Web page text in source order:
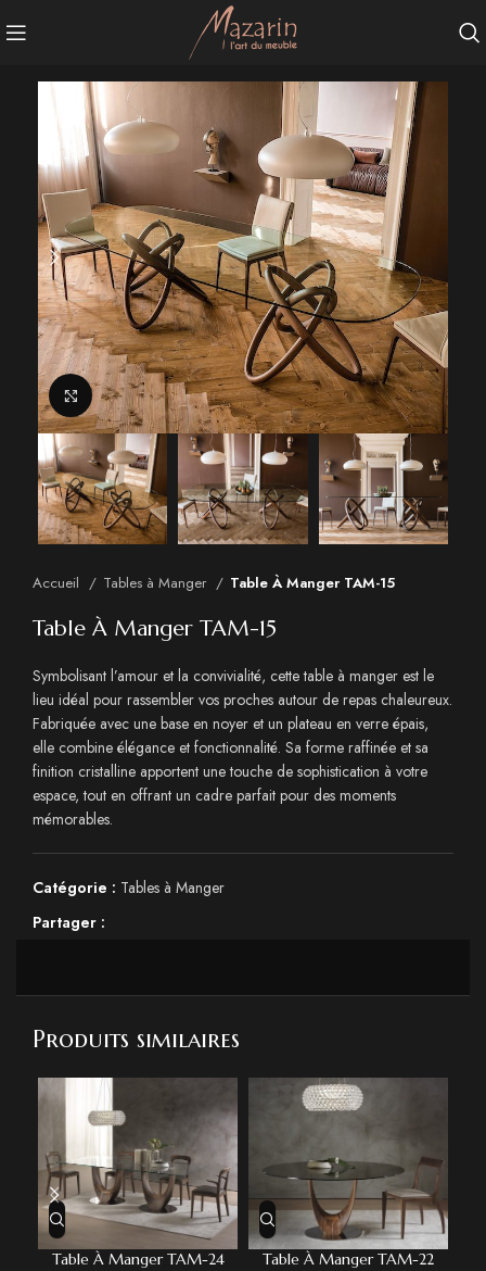
Agrandir
Accueil Tables à Manger Table À Manger TAM-15
Table À Manger TAM-15
Symbolisant l’amour et la convivialité, cette table à manger est le
lieu idéal pour rassembler vos proches autour de repas chaleureux.
Fabriquée avec une base en noyer et un plateau en verre épais,
elle combine élégance et fonctionnalité. Sa forme raffinée et sa
finition cristalline apportent une touche de sophistication à votre
espace, tout en offrant un cadre parfait pour des moments
mémorables.
Catégorie : Tables à Manger
Partager :
Produits similaires
Table À Manger TAM-24 Table À Manger TAM-22